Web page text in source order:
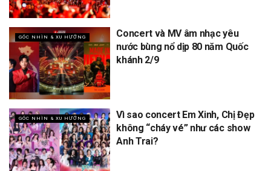
GÓC NHÌN & XU HƯỚNG
Concert và MV âm nhạc yêu
nước bùng nổ dịp 80 năm Quốc
khánh 2/9
GÓC NHÌN & XU HƯỚNG
Vì sao concert Em Xinh, Chị Đẹp
không “cháy vé” như các show
Anh Trai?